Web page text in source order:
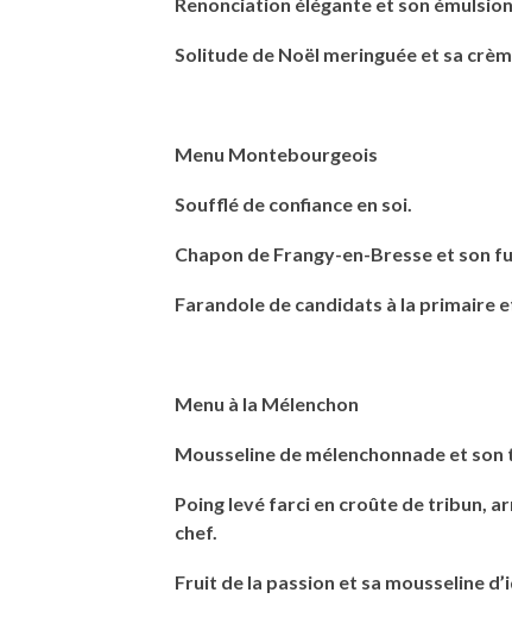
Solitude de Noël meringuée et sa
Menu Montebourgeois
Soufflé de confiance en soi.
Chapon de Frangy-en-Bresse et son
Farandole de candidats à la primaire
Menu à la Mélenchon
Mousseline de mélenchonnade et
Poing levé farci en croûte de tribun,
chef.
Fruit de la passion et sa mousseline